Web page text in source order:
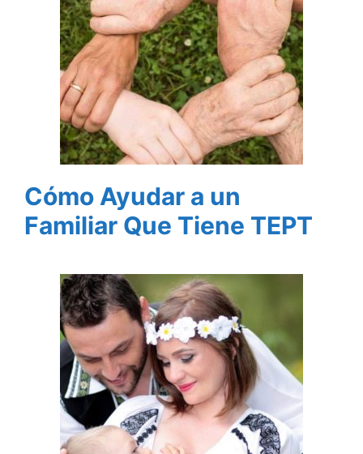
Cómo Ayudar a un
Familiar Que Tiene TEPT